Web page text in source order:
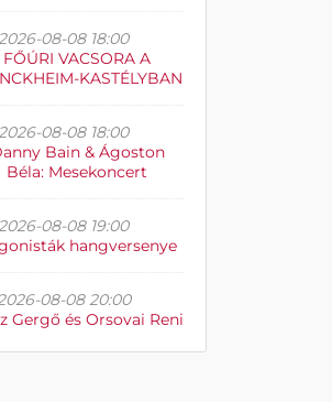
08-08 18:00
FŐÚRI VACSORA A
KASTÉLYBAN
08-08 18:00
Bain & Ágoston
Béla: Mesekoncert
08-08 19:00
hangversenye
08-08 20:00
Gergő és Orsovai Reni